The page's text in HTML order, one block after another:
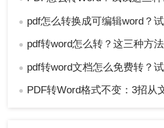
方法，如果大家有需要的话，可以按照
下哦。
● pdf怎么转换成可编辑word？
● pdf转word怎么转？这三种方
● pdf转word文档怎么免费转？
● PDF转Word格式不变：3招从文件选择